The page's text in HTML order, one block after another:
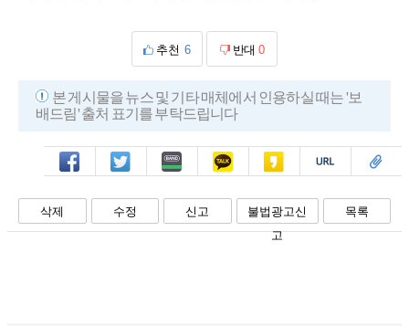
추천 6 반대 0
본 게시물을 뉴스 및 기타 매체에서 인용하실 때는 '보
배드림' 출처 표기를 부탁드립니다
페북 트윗 밴드 카톡 카스 복사 스크랩
삭제 수정 신고
불법광고신
고
목록